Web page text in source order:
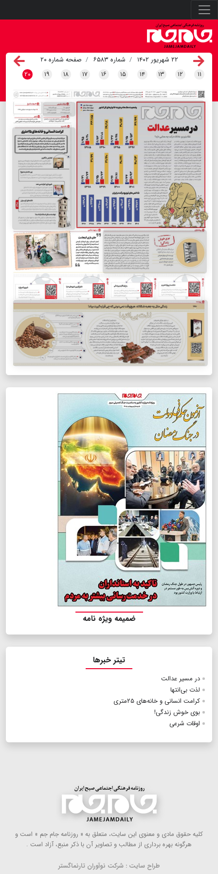
۲۲ شهریور ۱۴۰۲ شماره ۶۵۸۳
صفحه شماره ۲۰
۱۱ ۱۲ ۱۳ ۱۴ ۱۵ ۱۶ ۱۷ ۱۸ ۱۹ ۲۰
ضمیمه ویژه نامه
تیتر خبرها
در مسیر عدالت
لذت بی‌انتها
کرامت انسانی و خانه‌های ۲۵متری
بوی خوش زندگی!
اوقات شرعی
كلیه حقوق مادی و معنوی این سایت، متعلق به « روزنامه جام جم » است و
هرگونه بهره ‌برداری از مطالب و تصاویر آن با ذكر منبع، آزاد است .
طراح سایت : شرکت نوآوران تارنماگستر